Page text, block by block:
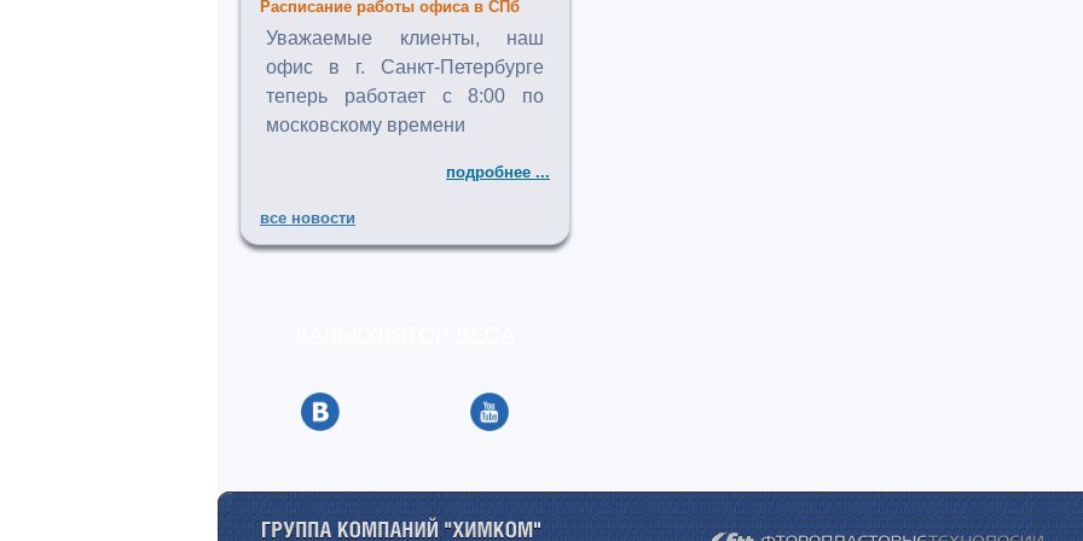
Расписание работы офиса в СПб
Уважаемые клиенты, наш
офис в г. Санкт-Петербурге
теперь работает с 8:00 по
московскому времени
подробнее ...
все новости